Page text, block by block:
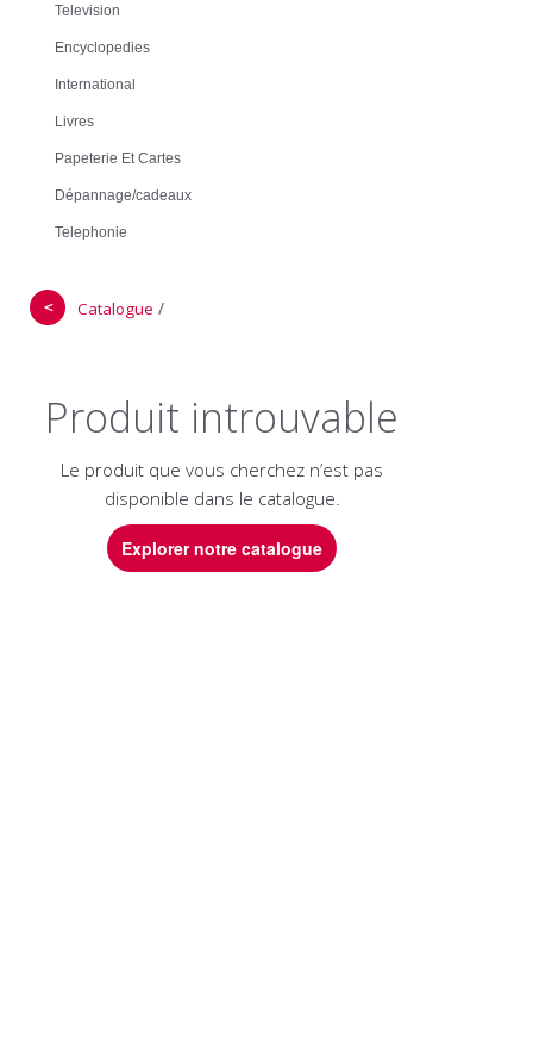
Television
Encyclopedies
International
Livres
Papeterie Et Cartes
Dépannage/cadeaux
Telephonie
＜ Catalogue /
Produit introuvable
Le produit que vous cherchez n’est pas
disponible dans le catalogue.
Explorer notre catalogue